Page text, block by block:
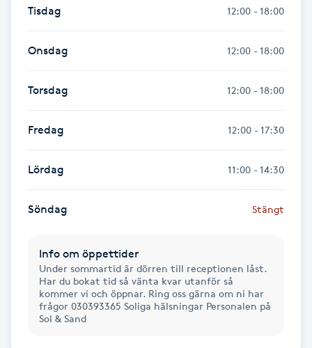
Hudvård
Hyaluronsyra
Hyperhidros
Hypnos
Hårborttagning
Hårbottenbehandling
Hårförlängning
Hårvård
Tisdag 12:00 - 18:00
Onsdag 12:00 - 18:00
Torsdag 12:00 - 18:00
Fredag 12:00 - 17:30
Lördag 11:00 - 14:30
Söndag Stängt
Info om öppettider
Under sommartid är dörren till receptionen låst.
Har du bokat tid så vänta kvar utanför så
kommer vi och öppnar. Ring oss gärna om ni har
frågor 030393365 Soliga hälsningar Personalen på
Sol & Sand